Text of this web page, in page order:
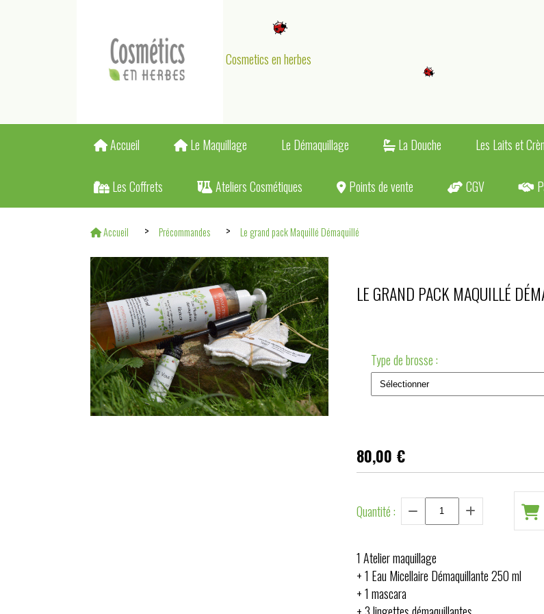
Cosmetics en herbes
Accueil Le Maquillage Le Démaquillage La Douche Les Laits et
Les Coffrets Ateliers Cosmétiques Points de vente CGV
Accueil Précommandes Le grand pack Maquillé Démaquillé
LE GRAND PACK MAQUILLÉ
Type de brosse :
80,00 €
Quantité :
1 Atelier maquillage
+ 1 Eau Micellaire Démaquillante 250 ml
+ 1 mascara